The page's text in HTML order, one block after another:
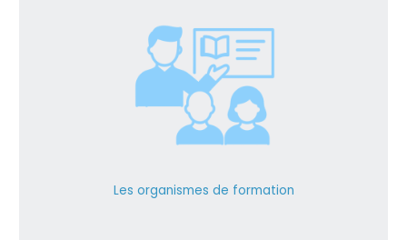
Les organismes de formation